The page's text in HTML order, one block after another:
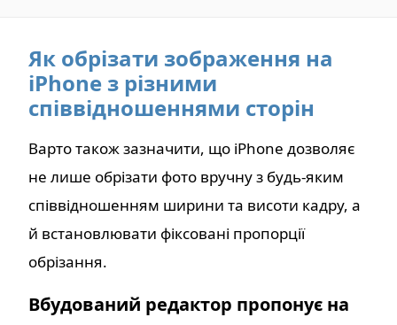
Як обрізати зображення на
iPhone з різними
співвідношеннями сторін
Варто також зазначити, що iPhone дозволяє
не лише обрізати фото вручну з будь-яким
співвідношенням ширини та висоти кадру, а
й встановлювати фіксовані пропорції
обрізання.
Вбудований редактор пропонує на